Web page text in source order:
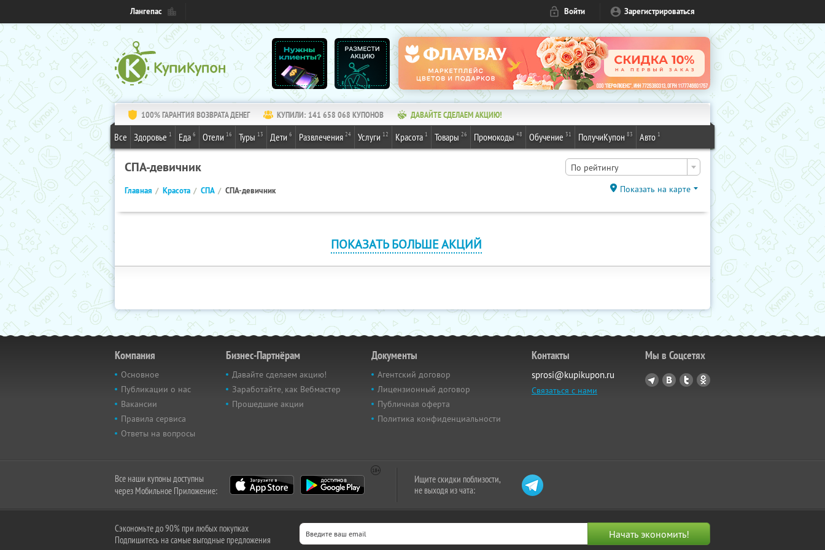
Лангепас Войти Зарегистрироваться
100% ГАРАНТИЯ ВОЗВРАТА ДЕНЕГ КУПИЛИ: 141 658 068 КУПОНОВ ДАВАЙТЕ СДЕЛАЕМ АКЦИЮ!
Все Здоровье 1 Еда 6 Отели 16 Туры 13 Дети 6 Развлечения 24 Услуги 12 Красота 1 Товары 26 Промокоды 48 Обучение 31 ПолучиКупон 83 Авто 1
СПА-девичник По рейтингу
Главная Красота СПА СПА-девичник Показать на карте
ПОКАЗАТЬ БОЛЬШЕ АКЦИЙ
Компания
Основное
Публикации о нас
Вакансии
Правила сервиса
Ответы на вопросы
Бизнес-Партнёрам
Давайте сделаем акцию!
Заработайте, как Вебмастер
Прошедшие акции
Документы
Агентский договор
Лицензионный договор
Публичная оферта
Политика конфиденциальности
Контакты
sprosi@kupikupon.ru
Связаться с нами
Мы в Соцсетях
Все наши купоны доступны
через Мобильное Приложение:
Ищите скидки поблизости,
не выходя из чата:
Сэкономьте до 90% при любых покупках
Подпишитесь на самые выгодные предложения